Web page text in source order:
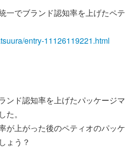
一でブランド認知率を上げたペテ
entry-11126119221.html
ンド認知率を上げたパッケージマ
。
が上がった後のペティオのパッケ
ょう？